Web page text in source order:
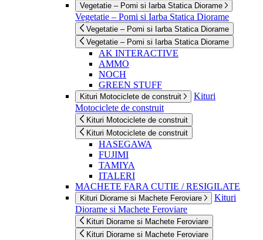
Vegetatie – Pomi si Iarba Statica Diorame
Vegetatie – Pomi si Iarba Statica Diorame
Vegetatie – Pomi si Iarba Statica Diorame
Vegetatie – Pomi si Iarba Statica Diorame
AK INTERACTIVE
AMMO
NOCH
GREEN STUFF
Kituri Motociclete de construit
Kituri
Motociclete de construit
Kituri Motociclete de construit
Kituri Motociclete de construit
HASEGAWA
FUJIMI
TAMIYA
ITALERI
MACHETE FARA CUTIE / RESIGILATE
Kituri Diorame si Machete Feroviare
Kituri
Diorame si Machete Feroviare
Kituri Diorame si Machete Feroviare
Kituri Diorame si Machete Feroviare